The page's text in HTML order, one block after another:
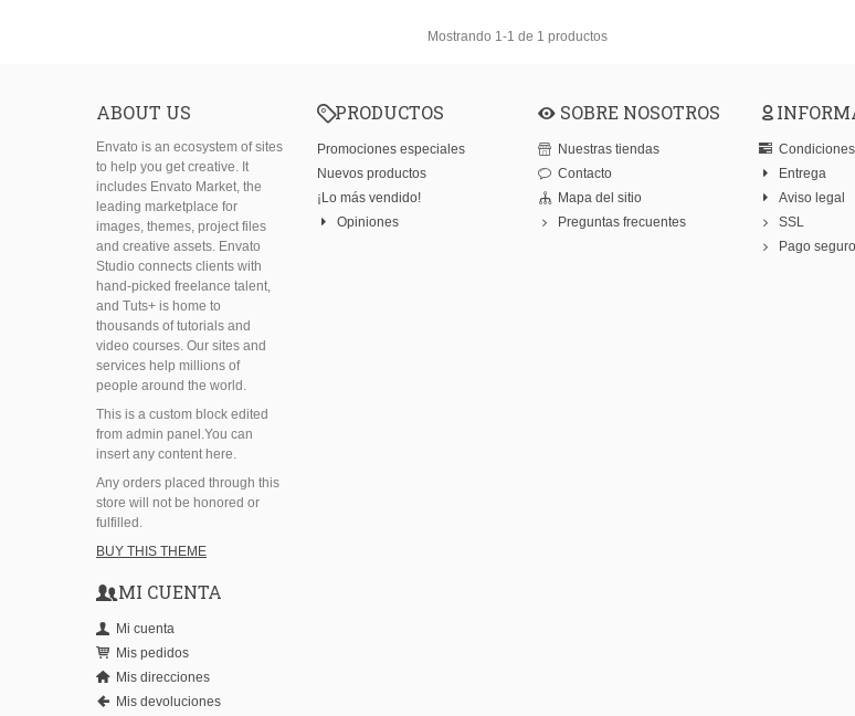
Mostrando 1-1 de 1 productos
ABOUT US
Envato is an ecosystem of sites
to help you get creative. It
includes Envato Market, the
leading marketplace for
images, themes, project files
and creative assets. Envato
Studio connects clients with
hand-picked freelance talent,
and Tuts+ is home to
thousands of tutorials and
video courses. Our sites and
services help millions of
people around the world.
This is a custom block edited
from admin panel.You can
insert any content here.
Any orders placed through this
store will not be honored or
fulfilled.
BUY THIS THEME
MI CUENTA
Mi cuenta
Mis pedidos
Mis direcciones
Mis devoluciones
PRODUCTOS
Promociones especiales
Nuevos productos
¡Lo más vendido!
Opiniones
SOBRE NOSOTROS
Nuestras tiendas
Contacto
Mapa del sitio
Preguntas frecuentes
Entrega
Aviso legal
SSL
Pago seguro